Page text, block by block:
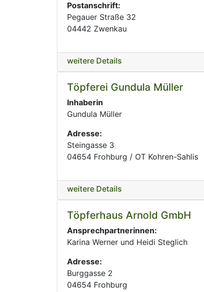
Postanschrift:
Pegauer Straße 32
04442 Zwenkau
weitere Details
Töpferei Gundula Müller
Inhaberin
Gundula Müller
Adresse:
Steingasse 3
04654 Frohburg / OT Kohren-Sahlis
weitere Details
Töpferhaus Arnold GmbH
Ansprechpartnerinnen:
Karina Werner und Heidi Steglich
Adresse:
Burggasse 2
04654 Frohburg